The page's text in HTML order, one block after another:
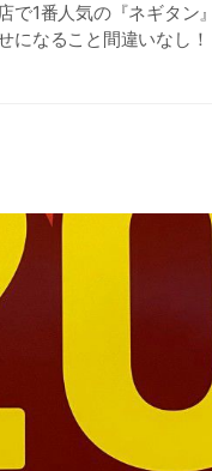
で1番人気の『ネギタン
になること間違いなし